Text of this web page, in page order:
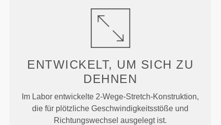
ENTWICKELT, UM SICH ZU
DEHNEN
Im Labor entwickelte 2-Wege-Stretch-Konstruktion,
die für plötzliche Geschwindigkeitsstöße und
Richtungswechsel ausgelegt ist.